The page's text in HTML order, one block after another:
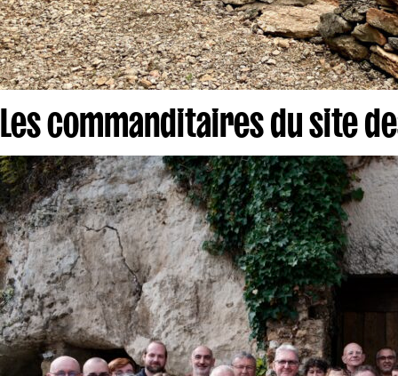
Les commanditaires du site